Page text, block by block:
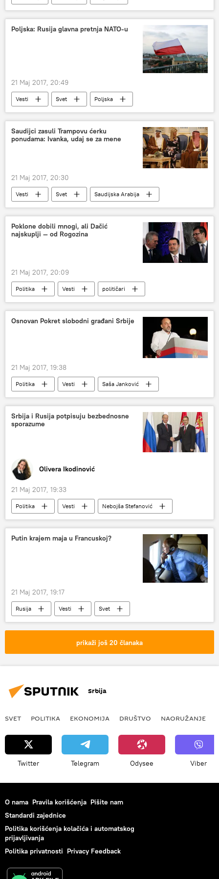
Silvio Berluskoni
životinje
pokret
Evropa
Poljska: Rusija glavna pretnja NATO-u
21 Maj 2017, 20:49
Vesti Svet
Poljska
Pavel Soloh
NATO
ruska pretnja
Evropa
Saudijci zasuli Trampovu ćerku
ponudama: Ivanka, udaj se za mene
21 Maj 2017, 20:30
Vesti Svet
Saudijska Arabija
Ivanka Tramp
Poklone dobili mnogi, ali Dačić
najskuplji — od Rogozina
21 Maj 2017, 20:09
Politika Vesti
političari
pokloni
Osnovan Pokret slobodni građani Srbije
21 Maj 2017, 19:38
Politika Vesti
Saša Janković
Pokret slobodni građani Srbije
Srbija i Rusija potpisuju bezbednosne
sporazume
Olivera Ikodinović
21 Maj 2017, 19:33
Politika Vesti
Nebojša Stefanović
Nikolaj Patrušev
Putin krajem maja u Francuskoj?
21 Maj 2017, 19:17
Rusija Vesti
Svet
Francuska
Vladimir Putin
prikaži još 20 članaka
Srbija
SVET POLITIKA EKONOMIJA DRUŠTVO NAORUŽANJE
Twitter Telegram Odysee Viber
O nama Pravila korišćenja Pišite nam
Standardi zajednice
Politika korišćenja kolačića i automatskog
prijavljivanja
Politika privatnosti Privacy Feedback